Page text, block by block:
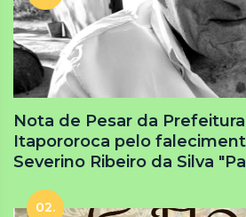
Nota de Pesar da
Itapororoca pelo
Severino Ribeiro da Silva
02.